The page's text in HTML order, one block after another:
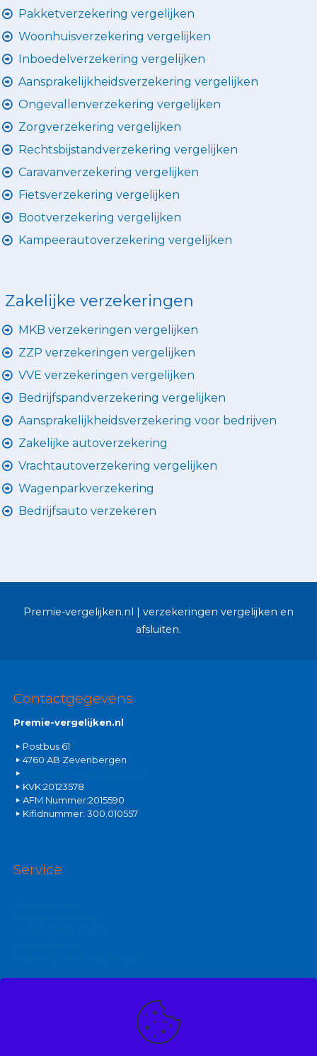
Pakketverzekering vergelijken
Woonhuisverzekering vergelijken
Inboedelverzekering vergelijken
Aansprakelijkheidsverzekering vergelijken
Ongevallenverzekering vergelijken
Zorgverzekering vergelijken
Rechtsbijstandverzekering vergelijken
Caravanverzekering vergelijken
Fietsverzekering vergelijken
Bootverzekering vergelijken
Kampeerautoverzekering vergelijken
Zakelijke verzekeringen
MKB verzekeringen vergelijken
ZZP verzekeringen vergelijken
VVE verzekeringen vergelijken
Bedrijfspandverzekering vergelijken
Aansprakelijkheidsverzekering voor bedrijven
Zakelijke autoverzekering
Vrachtautoverzekering vergelijken
Wagenparkverzekering
Bedrijfsauto verzekeren
Premie-vergelijken.nl | verzekeringen vergelijken en
afsluiten.
Contactgegevens
Premie-vergelijken.nl
Postbus 61
4760 AB Zevenbergen
KVK:20123578
AFM Nummer:2015590
Kifidnummer: 300.010557
Service